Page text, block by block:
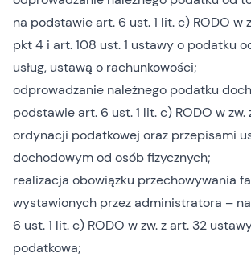
na podstawie art. 6 ust. 1 lit. c) RODO w
pkt 4 i art. 108 ust. 1 ustawy o podatku
usług, ustawą o rachunkowości;
odprowadzanie należnego podatku
podstawie art. 6 ust. 1 lit. c) RODO w zw.
ordynacji podatkowej oraz przepisami
dochodowym od osób fizycznych;
realizacja obowiązku przechowywania
wystawionych przez administratora –
6 ust. 1 lit. c) RODO w zw. z art. 32
podatkowa;